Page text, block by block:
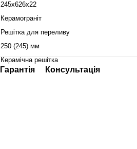
245х626х22
Керамограніт
Решітка для переливу
250 (245) мм
Керамічна решітка
Гарантія Консультація